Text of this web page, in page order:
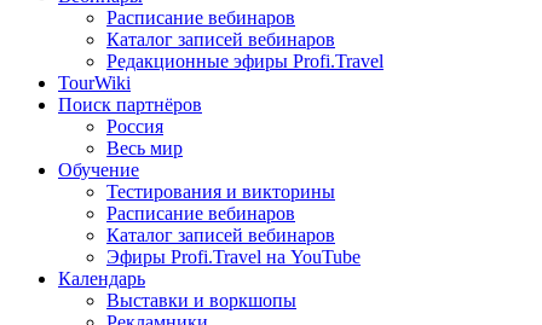
Расписание вебинаров
Каталог записей вебинаров
Редакционные эфиры Profi.Travel
TourWiki
Поиск партнёров
Россия
Весь мир
Обучение
Тестирования и викторины
Расписание вебинаров
Каталог записей вебинаров
Эфиры Profi.Travel на YouTube
Календарь
Выставки и воркшопы